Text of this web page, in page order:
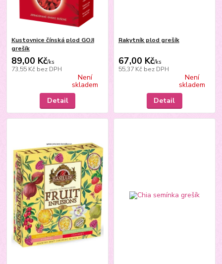
Kustovnice čínská plod GOJI
grešík
89,00 Kč/ks
73,55 Kč bez DPH
Není
skladem
Detail
Rakytník plod grešík
67,00 Kč/ks
55,37 Kč bez DPH
Není
skladem
Detail